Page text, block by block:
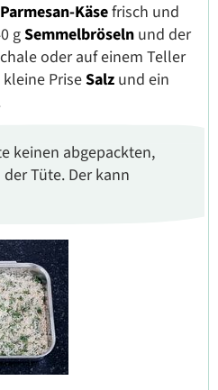
Parmesan-Käsefrisch und
gSemmelbröseln und der
oder auf einem Teller
PriseSalz und ein
keinen abgepackten,
Tüte. Der kann